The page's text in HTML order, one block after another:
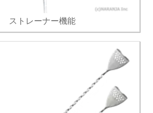
ストレーナー機能